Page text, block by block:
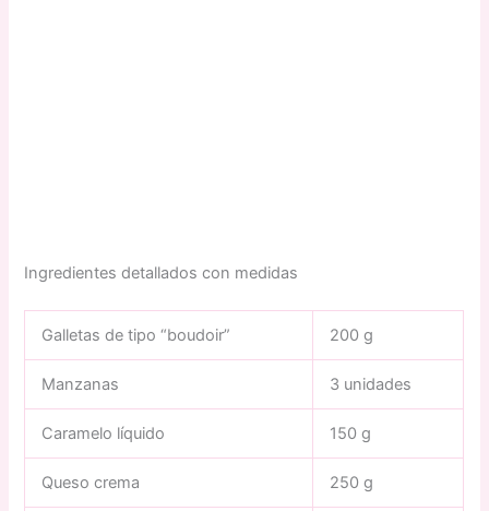
Ingredientes detallados con medidas
Galletas de tipo “boudoir” 200 g
Manzanas 3 unidades
Caramelo líquido 150 g
Queso crema 250 g